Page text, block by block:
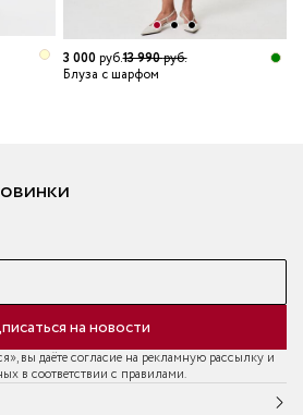
3 000руб.13 990руб.
Блуза с шарфом
на новости
вы даёте согласие на рекламную рассылку и
в соответствии с правилами.